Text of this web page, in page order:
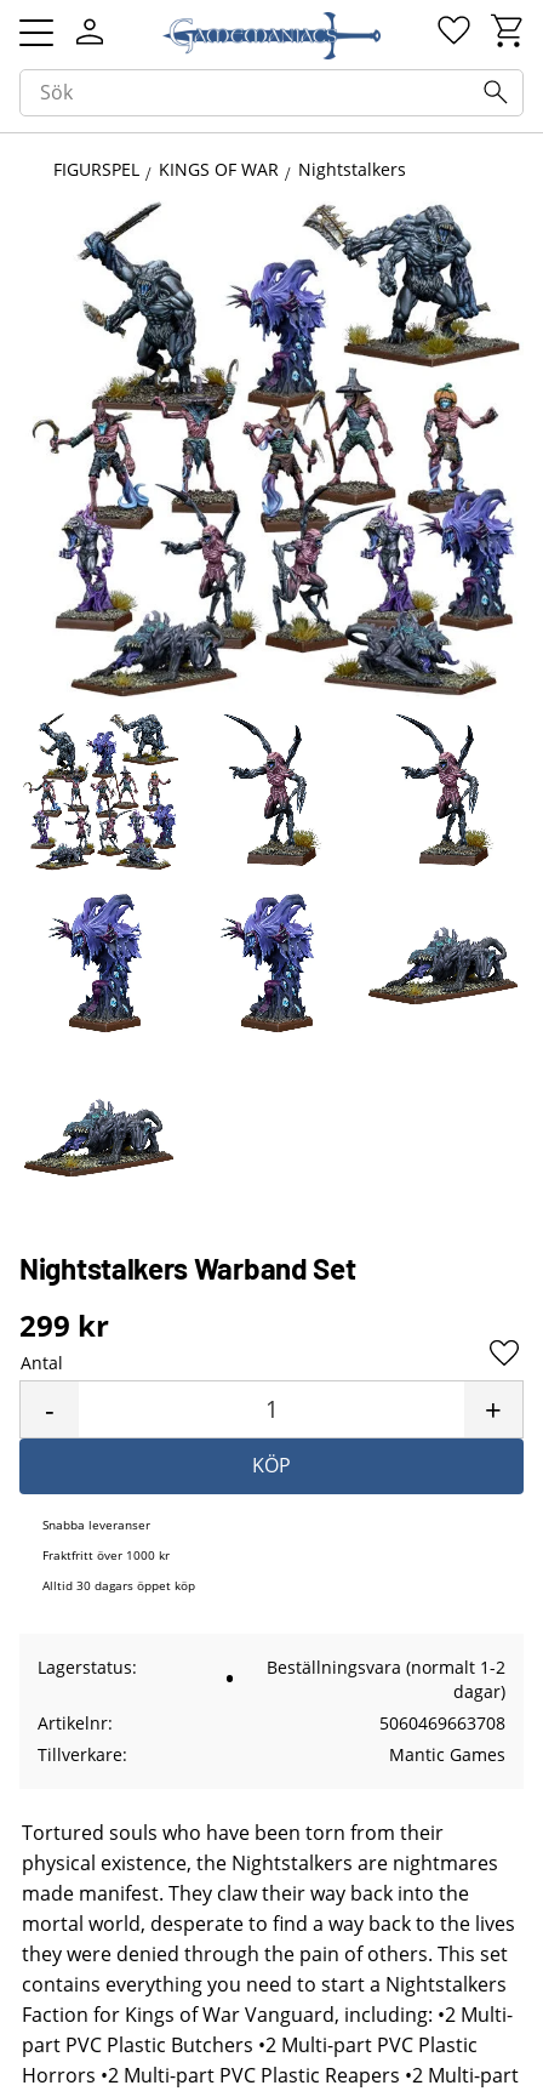
Meny
FIGURSPEL KINGS OF WAR Nightstalkers
Nightstalkers Warband Set
299 kr
Antal
+
-
KÖP
Snabba leveranser
Fraktfritt över 1000 kr
Alltid 30 dagars öppet köp
Lagerstatus
Beställningsvara (normalt 1-2
dagar)
Artikelnr
5060469663708
Tillverkare
Mantic Games
Tortured souls who have been torn from their
physical existence, the Nightstalkers are nightmares
made manifest. They claw their way back into the
mortal world, desperate to find a way back to the lives
they were denied through the pain of others. This set
contains everything you need to start a Nightstalkers
Faction for Kings of War Vanguard, including: •2 Multi-
part PVC Plastic Butchers •2 Multi-part PVC Plastic
Horrors •2 Multi-part PVC Plastic Reapers •2 Multi-part